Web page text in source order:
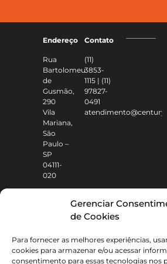
Gerenciar
de Cookies
Para fornecer as melhores experiências,
cookies para armazenar e/ou acessar
consentimento para essas tecnologias nos
Endereço
Rua
Bartolomeu
de
Gusmão,
290
Vila
Mariana,
São
Paulo –
SP
04111-
020
Contato
(11)
3853-
1115 | (11)
97827-
0491